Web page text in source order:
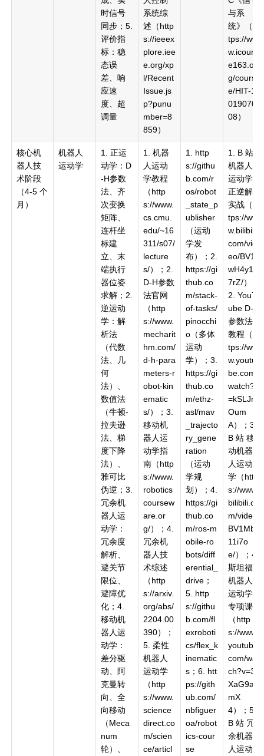
时信号
同步；5.
评价指
标：稳
态误
差、响
应速
度、超
调量
系统综
述（http
s://ieeex
plore.iee
e.org/xp
l/Recent
Issue.js
p?punu
mber=8
859）
与系
统》（ht
tps://ww
w.icours
e163.or
g/cours
e/HIT-10
019070
08）
核心机
器人技
术阶段
（4-5 个
月）
机器人
运动学
1. 正运
动学：D
-H参数
法、齐
次变换
矩阵、
连杆坐
标建
立、末
端执行
器位姿
求解；2.
逆运动
学：解
析法
（代数
法、几
何
法）、
数值法
（牛顿-
拉夫逊
法、梯
度下降
法）、
雅可比
伪逆；3.
冗余机
器人运
动学：
冗余度
解析、
避关节
限位、
避障优
化；4.
移动机
器人运
动学：
差分驱
动、阿
克曼转
向、全
向移动
（Meca
num
轮）、
1. 机器
人运动
学教程
（http
s://www.
cs.cmu.
edu/~16
311/s07/
lecture
s/）；2.
D-H参数
法官网
（http
s://www.
mecharit
hm.com/
d-h-para
meters-r
obot-kin
ematic
s/）；3.
移动机
器人运
动学指
南（http
s://www.
robotics
coursew
are.or
g/）；4.
冗余机
器人技
术综述
（http
s://arxiv.
org/abs/
2204.00
390）；
5. 柔性
机器人
运动学
（http
s://www.
science
direct.co
m/scien
ce/articl
1. http
s://githu
b.com/r
os/robot
_state_p
ublisher
（运动
学发
布）；2.
https://gi
thub.co
m/stack-
of-tasks/
pinocchi
o（多体
运动
学）；3.
https://gi
thub.co
m/ethz-
asl/mav
_trajecto
ry_gene
ration
（运动
学规
划）；4.
https://gi
thub.co
m/ros-m
obile-ro
bots/diff
erential_
drive；
5. http
s://githu
b.com/fl
exroboti
cs/flex_k
inematic
s；6. htt
ps://gith
ub.com/
nbfiguer
oa/robot
ics-cour
se
1. B 站
机器人
运动学
正逆解
实战（ht
tps://ww
w.bilibili.
com/vid
eo/BV1
wH4y1o
7rZ/）；
2. YouT
ube D-H
参数法
教程（ht
tps://ww
w.youtu
be.com/
watch?v
=kSLJria
Oum
A）；3.
B 站 移
动机器
人运动
学（http
s://www.
bilibili.co
m/video/
BV1Mb4
11i7o
e/）；4.
斯坦福
机器人
运动学
专项课
（http
s://www.
youtube.
com/wat
ch?v=3I
XaG9au
mX
4）；5.
B 站 冗
余机器
人运动